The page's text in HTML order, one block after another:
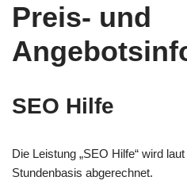
Preis- und
SEO Hilfe
Die Leistung „SEO Hilfe“ wird
Stundenbasis abgerechnet.